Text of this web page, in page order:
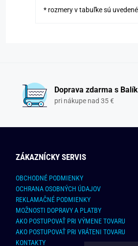
* rozmery v tabuľke sú
Doprava zdarma s
pri nákupe nad 35 €
ZÁKAZNÍCKY SERVIS
OBCHODNÉ PODMIENKY
OCHRANA OSOBNÝCH ÚDAJOV
REKLAMAČNÉ PODMIENKY
MOŽNOSTI DOPRAVY A PLATBY
AKO POSTUPOVAŤ PRI VÝMENE TOVARU
AKO POSTUPOVAŤ PRI VRÁTENI TOVARU
KONTAKTY